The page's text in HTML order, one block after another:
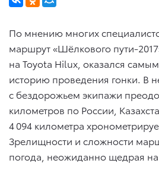
По мнению многих
маршрут «Шёлкового пути-
на Toyota Hilux, оказался
историю проведения гонки. В
с бездорожьем экипажи
километров по России,
4 094 километра
Зрелищности и сложности
погода, неожиданно щедрая